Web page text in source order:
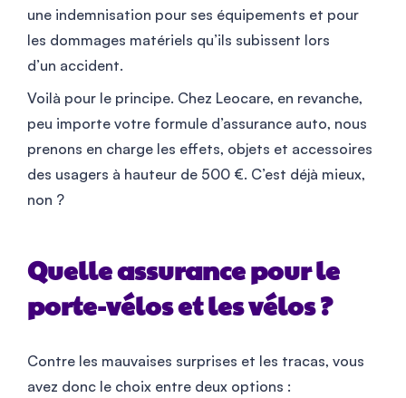
une indemnisation pour ses équipements et pour
les dommages matériels qu’ils subissent lors
d’un accident.
Voilà pour le principe. Chez Leocare, en revanche,
peu importe votre formule d’assurance auto, nous
prenons en charge les effets, objets et accessoires
des usagers à hauteur de 500 €. C’est déjà mieux,
non ?
Quelle assurance pour le
porte-vélos et les vélos ?
Contre les mauvaises surprises et les tracas, vous
avez donc le choix entre deux options :